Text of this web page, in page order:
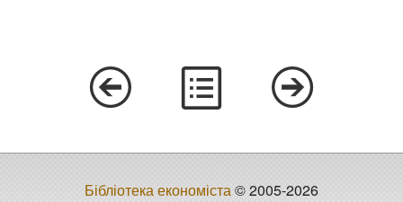
Бібліотека економіста© 2005-2026